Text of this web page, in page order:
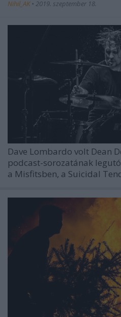
Nihil_AK • 2019. szeptember 18.
Dave Lombardo volt Dean
podcast-sorozatának
a Misfitsben, a Suicidal